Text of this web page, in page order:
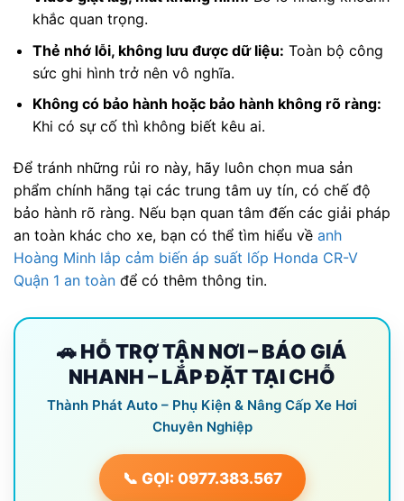
khắc quan trọng.
Thẻ nhớ lỗi, không lưu được dữ liệu: Toàn bộ công
sức ghi hình trở nên vô nghĩa.
Không có bảo hành hoặc bảo hành không rõ ràng:
Khi có sự cố thì không biết kêu ai.
Để tránh những rủi ro này, hãy luôn chọn mua sản
phẩm chính hãng tại các trung tâm uy tín, có chế độ
bảo hành rõ ràng. Nếu bạn quan tâm đến các giải pháp
an toàn khác cho xe, bạn có thể tìm hiểu về anh
Hoàng Minh lắp cảm biến áp suất lốp Honda CR-V
Quận 1 an toàn để có thêm thông tin.
🚗 HỖ TRỢ TẬN NƠI – BÁO GIÁ
NHANH – LẮP ĐẶT TẠI CHỖ
Thành Phát Auto – Phụ Kiện & Nâng Cấp Xe Hơi
Chuyên Nghiệp
📞 GỌI: 0977.383.567